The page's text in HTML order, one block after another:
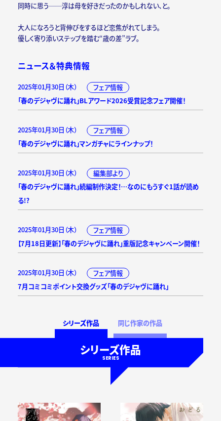
同時に思う──淳は母を好きだったのかもしれない、と。
大人になろうと背伸びをするほど恋焦がれてしまう。
優しく寄り添いステップを踏む“歳の差”ラブ。
ニュース＆特典情報
2025年01月30日（木）
フェア情報
「春のデジャヴに踊れ」BLアワード2026受賞記念フェア開催！
2025年01月30日（木）
フェア情報
「春のデジャヴに踊れ」マンガチャにラインナップ！
2025年01月30日（木）
編集部より
「春のデジャヴに踊れ」続編制作決定！…なのにもうすぐ1話が読め
る!?
2025年01月30日（木）
フェア情報
【7月18日更新】「春のデジャヴに踊れ」重版記念キャンペーン開催！
2025年01月30日（木）
フェア情報
7月コミコミポイント交換グッズ「春のデジャヴに踊れ」
シリーズ作品 同じ作家の作品
シリーズ作品
SERIES